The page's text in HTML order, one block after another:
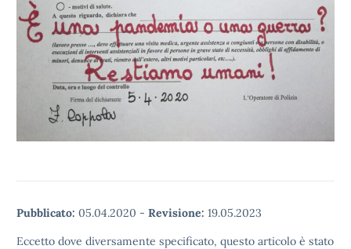
Pubblicato: 05.04.2020 - Revisione: 19.05.2023
Eccetto dove diversamente specificato, questo articolo è stato